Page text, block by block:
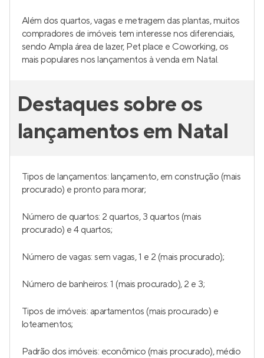
Além dos quartos, vagas e metragem das plantas, muitos
compradores de imóveis tem interesse nos diferenciais,
sendo Ampla área de lazer, Pet place e Coworking, os
mais populares nos lançamentos à venda em Natal.
Destaques sobre os
lançamentos em Natal
Tipos de lançamentos: lançamento, em construção (mais
procurado) e pronto para morar;
Número de quartos: 2 quartos, 3 quartos (mais
procurado) e 4 quartos;
Número de vagas: sem vagas, 1 e 2 (mais procurado);
Número de banheiros: 1 (mais procurado), 2 e 3;
Tipos de imóveis: apartamentos (mais procurado) e
loteamentos;
Padrão dos imóveis: econômico (mais procurado), médio